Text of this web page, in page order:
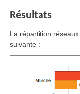
Résultats
La répartition
suivante :